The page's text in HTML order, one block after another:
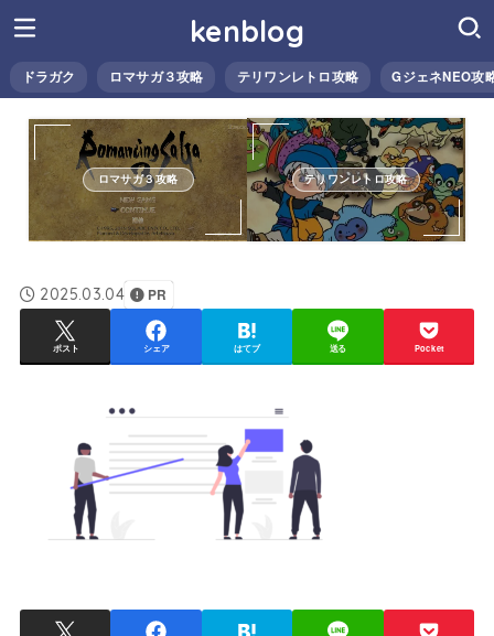
kenblog
ドラガク ロマサガ３攻略 テリワンレトロ攻略 GジェネNEO攻
ロマサガ３攻略 テリワンレトロ攻略
2025.03.04 PR
ポスト シェア はてブ 送る Pocket